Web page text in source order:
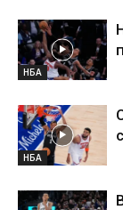
НБА
НБА